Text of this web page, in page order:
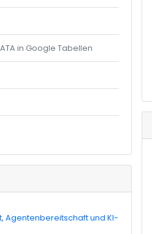
in Google Tabellen
Agentenbereitschaft und KI-